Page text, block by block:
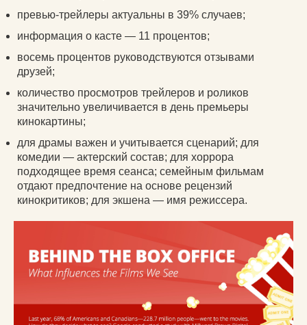
превью-трейлеры актуальны в 39% случаев;
информация о касте — 11 процентов;
восемь процентов руководствуются отзывами
друзей;
количество просмотров трейлеров и роликов
значительно увеличивается в день премьеры
кинокартины;
для драмы важен и учитывается сценарий; для
комедии — актерский состав; для хоррора
подходящее время сеанса; семейным фильмам
отдают предпочтение на основе рецензий
кинокритиков; для экшена — имя режиссера.